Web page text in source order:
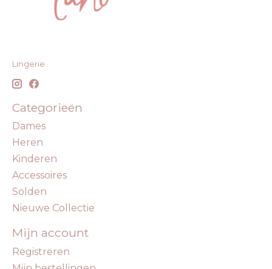
Lingerie
Categorieën
Dames
Heren
Kinderen
Accessoires
Solden
Nieuwe Collectie
Mijn account
Registreren